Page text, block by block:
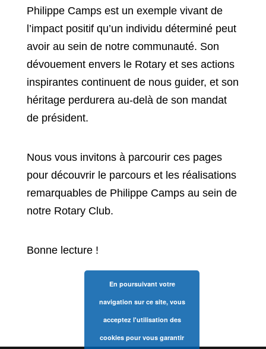
Philippe Camps est un exemple vivant de
l’impact positif qu’un individu déterminé peut
avoir au sein de notre communauté. Son
dévouement envers le Rotary et ses actions
inspirantes continuent de nous guider, et son
héritage perdurera au-delà de son mandat
de président.
Nous vous invitons à parcourir ces pages
pour découvrir le parcours et les réalisations
remarquables de Philippe Camps au sein de
notre Rotary Club.
Bonne lecture !
En poursuivant votre
navigation sur ce site, vous
acceptez l'utilisation des
cookies pour vous garantir